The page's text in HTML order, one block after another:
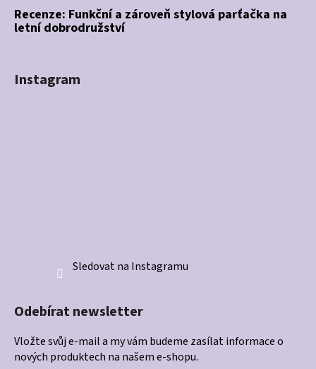
Recenze: Funkční a zároveň stylová parťačka na
letní dobrodružství
Instagram
Sledovat na Instagramu
Odebírat newsletter
Vložte svůj e-mail a my vám budeme zasílat informace o
nových produktech na našem e-shopu.